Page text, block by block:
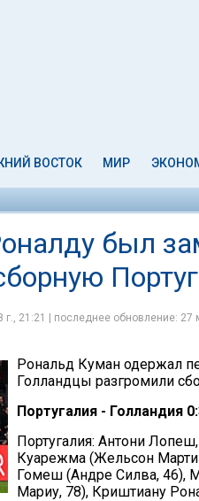
ВОСТОК МИР
был
21:21 | последнее обновление: 27
Рональд Куман одержал
Голландцы разгромили
Португалия - Голландия
Португалия: Антони
Куарежма (Жельсон
Гомеш (Андре Силва, 46),
Мариу, 78), Криштиану